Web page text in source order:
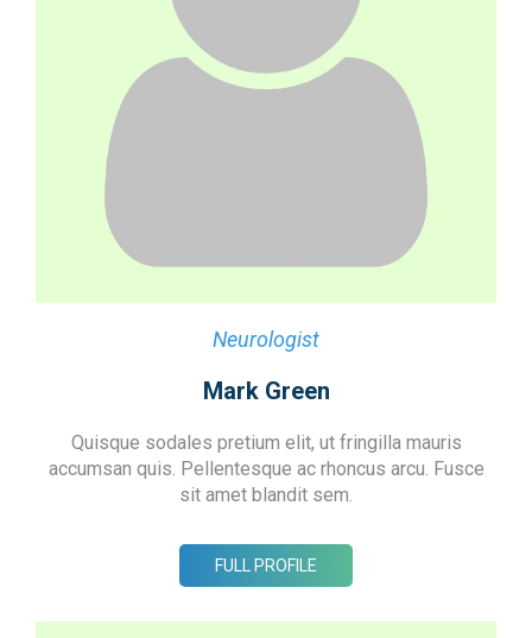
Neurologist
Mark Green
Quisque sodales pretium elit, ut fringilla mauris
accumsan quis. Pellentesque ac rhoncus arcu. Fusce
sit amet blandit sem.
FULL PROFILE